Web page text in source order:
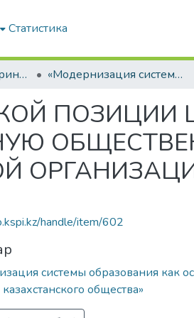
Статистика
Материалы Алтынсаринских педагогических чтений «Модернизация системы образования как основа устойчивого развития казахстанского общества»
ПОЗИЦИИ
handle/item/602
системы образования как
общества»